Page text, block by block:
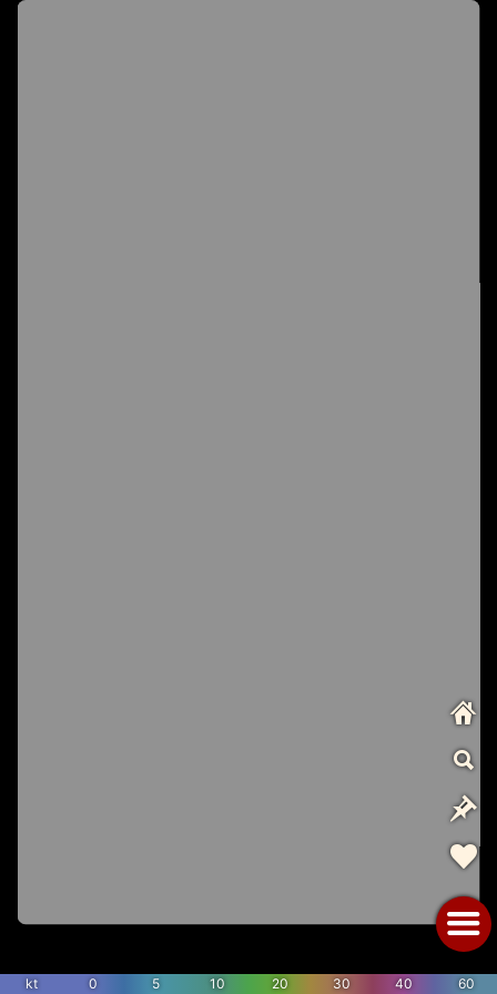
kt 0 5 10 20 30 40 60